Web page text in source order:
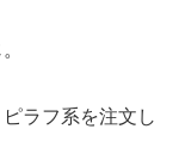
ラフ系を注文し